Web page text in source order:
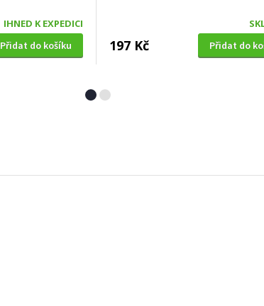
IHNED K EXPEDICI
Přidat do košíku 197 Kč Přidat do